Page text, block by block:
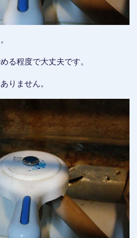
る程度で大丈夫です。
りません。